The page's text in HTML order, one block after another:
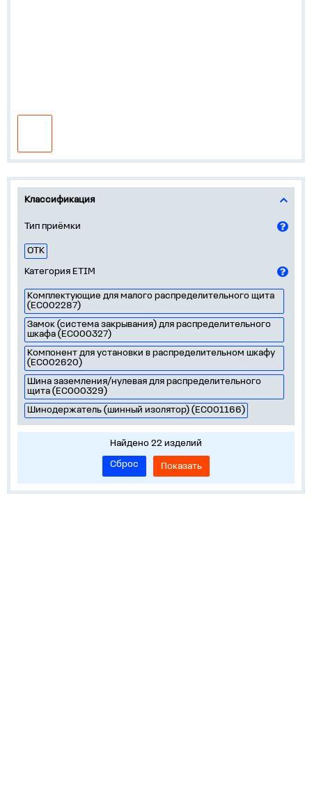
Классификация
Тип приёмки
ОТК
Категория ETIM
Комплектующие для малого распределительного щита
(EC002287)
Замок (система закрывания) для распределительного
шкафа (EC000327)
Компонент для установки в распределительном шкафу
(EC002620)
Шина заземления/нулевая для распределительного
щита (EC000329)
Шинодержатель (шинный изолятор) (EC001166)
Найдено 22 изделий
Сброс
Показать